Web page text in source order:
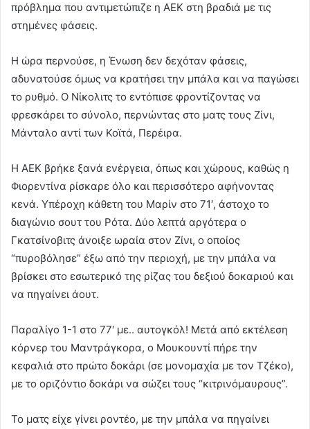
πρόβλημα που αντιμετώπιζε η ΑΕΚ στη βραδιά με τις
στημένες φάσεις.
Η ώρα περνούσε, η Ένωση δεν δεχόταν φάσεις,
αδυνατούσε όμως να κρατήσει την μπάλα και να παγώσει
το ρυθμό. Ο Νίκολιτς το εντόπισε φροντίζοντας να
φρεσκάρει το σύνολο, περνώντας στο ματς τους Ζίνι,
Μάνταλο αντί των Κοϊτά, Περέιρα.
Η ΑΕΚ βρήκε ξανά ενέργεια, όπως και χώρους, καθώς η
Φιορεντίνα ρίσκαρε όλο και περισσότερο αφήνοντας
κενά. Υπέροχη κάθετη του Μαρίν στο 71′, άστοχο το
διαγώνιο σουτ του Ρότα. Δύο λεπτά αργότερα ο
Γκατσίνοβιτς άνοιξε ωραία στον Ζίνι, ο οποίος
“πυροβόλησε” έξω από την περιοχή, με την μπάλα να
βρίσκει στο εσωτερικό της ρίζας του δεξιού δοκαριού και
να πηγαίνει άουτ.
Παραλίγο 1-1 στο 77′ με.. αυτογκόλ! Μετά από εκτέλεση
κόρνερ του Μαντράγκορα, ο Μουκουντί πήρε την
κεφαλιά στο πρώτο δοκάρι (σε μονομαχία με τον Τζέκο),
με το οριζόντιο δοκάρι να σώζει τους “κιτρινόμαυρους”.
Το ματς είχε γίνει ροντέο, με την μπάλα να πηγαίνει